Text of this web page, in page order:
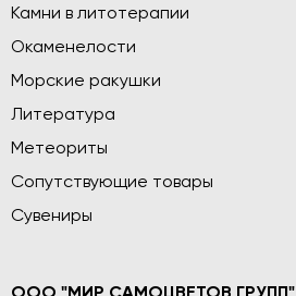
Камни в литотерапии
Окаменелости
Морские ракушки
Литература
Метеориты
Сопутствующие товары
Сувениры